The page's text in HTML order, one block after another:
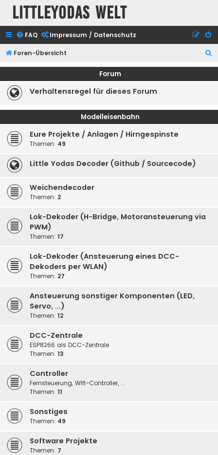
Littleyodas Welt
FAQ Impressum / Datenschutz
Foren-Übersicht
u
Forum
Verhaltensregel für dieses Forum
Modelleisenbahn
Eure Projekte / Anlagen / Hirngespinste
Themen: 49
Little Yodas Decoder (Github / Sourcecode)
Weichendecoder
Themen: 2
Lok-Dekoder (H-Bridge, Motoransteuerung via
PWM)
Themen: 17
Lok-Dekoder (Ansteuerung eines DCC-
Dekoders per WLAN)
Themen: 27
Ansteuerung sonstiger Komponenten (LED,
Servo, ...)
Themen: 12
DCC-Zentrale
ESP8266 als DCC-Zentrale
Themen: 13
Controller
Fernsteuerung, Wifi-Controller, ...
Themen: 11
Sonstiges
Themen: 49
Software Projekte
Themen: 7